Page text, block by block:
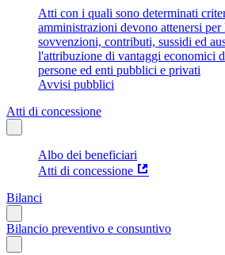
Atti con i quali sono determinati
amministrazioni devono attenersi per
sovvenzioni, contributi, sussidi ed
l'attribuzione di vantaggi economici
persone ed enti pubblici e privati
Avvisi pubblici
Atti di concessione
Albo dei beneficiari
Atti di concessione
Bilanci
Bilancio preventivo e consuntivo